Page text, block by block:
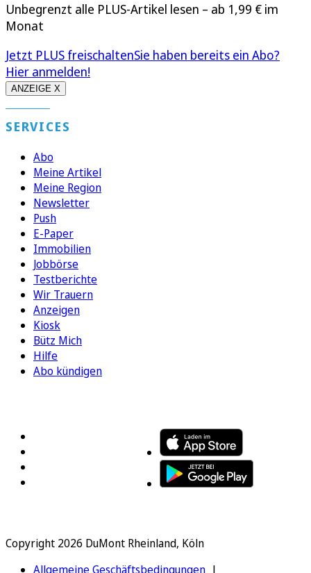
Unbegrenzt alle PLUS-Artikel lesen – ab 1,99 € im
Monat
Jetzt PLUS freischaltenSie haben bereits ein Abo?
Hier anmelden!
ANZEIGE X
SERVICES
Abo
Meine Artikel
Meine Region
Newsletter
Push
E-Paper
Immobilien
Jobbörse
Testberichte
Wir Trauern
Anzeigen
Kiosk
Bütz Mich
Hilfe
Abo kündigen
Copyright 2026 DuMont Rheinland, Köln
Allgemeine Geschäftsbedingungen